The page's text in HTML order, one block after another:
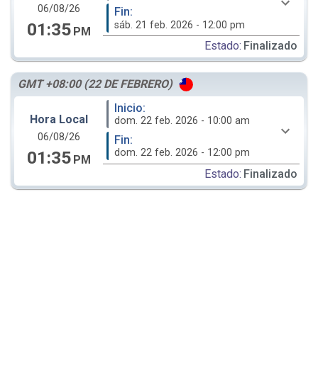
06/08/26
01:35 PM
Fin:
sáb. 21 feb. 2026 - 12:00 pm
Estado: Finalizado
GMT +08:00 (22 DE FEBRERO)
Hora Local
06/08/26
01:35 PM
Inicio:
dom. 22 feb. 2026 - 10:00 am
Fin:
dom. 22 feb. 2026 - 12:00 pm
Estado: Finalizado